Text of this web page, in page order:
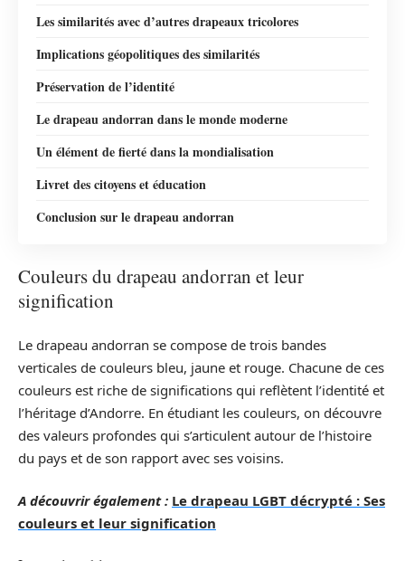
Les similarités avec d’autres drapeaux tricolores
Implications géopolitiques des similarités
Préservation de l’identité
Le drapeau andorran dans le monde moderne
Un élément de fierté dans la mondialisation
Livret des citoyens et éducation
Conclusion sur le drapeau andorran
Couleurs du drapeau andorran et leur
signification
Le drapeau andorran se compose de trois bandes
verticales de couleurs bleu, jaune et rouge. Chacune de ces
couleurs est riche de significations qui reflètent l’identité et
l’héritage d’Andorre. En étudiant les couleurs, on découvre
des valeurs profondes qui s’articulent autour de l’histoire
du pays et de son rapport avec ses voisins.
A découvrir également : Le drapeau LGBT décrypté : Ses
couleurs et leur signification